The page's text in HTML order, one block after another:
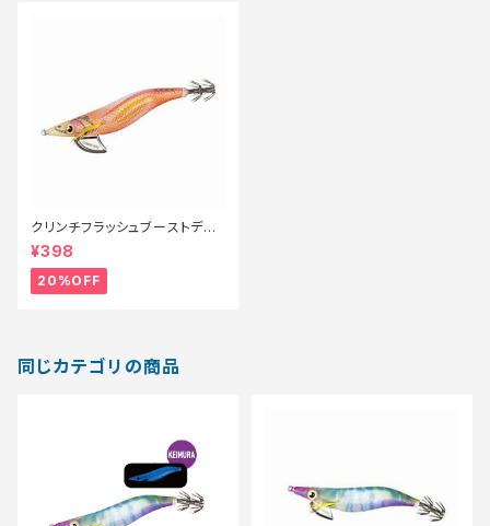
クリンチフラッシュブーストディ
ープ3.5号 QE−D35V オレンジ
グロー0【特価ルアー】【20】
¥398
20%OFF
同じカテゴリの商品